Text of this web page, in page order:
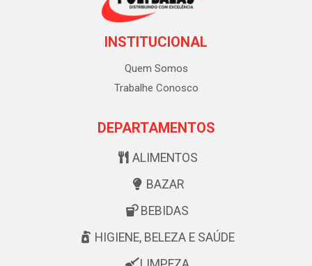
INSTITUCIONAL
Quem Somos
Trabalhe Conosco
DEPARTAMENTOS
ALIMENTOS
BAZAR
BEBIDAS
HIGIENE, BELEZA E SAÚDE